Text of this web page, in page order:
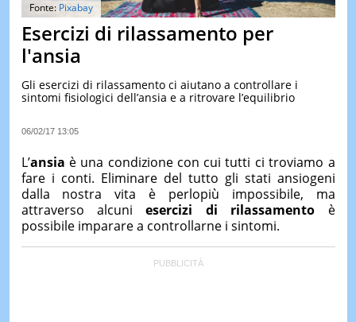
&
TEST
LE
DI
IERI
Fonte: Pixabay
Esercizi di rilassamento per
l'ansia
Gli esercizi di rilassamento ci aiutano a controllare i
sintomi fisiologici dell’ansia e a ritrovare l’equilibrio
06/02/17 13:05
L’ansia è una condizione con cui tutti ci troviamo a
fare i conti. Eliminare del tutto gli stati ansiogeni
dalla nostra vita è perlopiù impossibile, ma
attraverso alcuniesercizi di rilassamento è
possibile imparare a controllarne i sintomi.